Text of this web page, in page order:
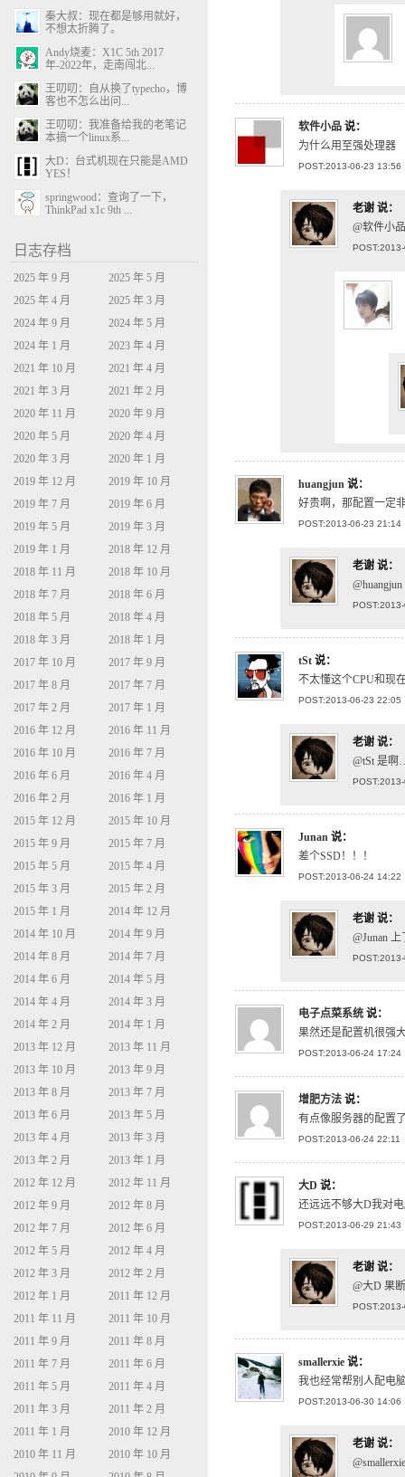
软件小品 说：
为什么用至强处理器
POST:2013-06-23 13:56
老谢 说：
@软件小
huangjun 说：
好贵啊，那配置一定
POST:2013-06-23 21:14
老谢 说：
tSt 说：
不太懂这个CPU和现
POST:2013-06-23 22:05
老谢 说：
@tSt 是
Junan 说：
差个SSD！！！
POST:2013-06-24 14:22
老谢 说：
@Junan
电子点菜系统 说：
果然还是配置机很强
POST:2013-06-24 17:24
增肥方法 说：
有点像服务器的配置
POST:2013-06-24 22:11
大D 说：
还远远不够大D我对
POST:2013-06-29 21:43
老谢 说：
@大D 果
smallerxie 说：
我也经常帮别人配电
POST:2013-06-30 14:06
老谢 说：
秦大叔：现在都是够用就好，
不想太折腾了。
Andy烧麦：X1C 5th 2017
年-2022年，走南闯北...
王叨叨：自从换了typecho，博
客也不怎么出问...
王叨叨：我准备给我的老笔记
本搞一个linux系...
大D：台式机现在只能是AMD
YES！
springwood：查询了一下，
ThinkPad x1c 9th ...
日志存档
2025 年 9 月
2025 年 5 月
2025 年 4 月
2025 年 3 月
2024 年 9 月
2024 年 5 月
2024 年 1 月
2023 年 4 月
2021 年 10 月
2021 年 4 月
2021 年 3 月
2021 年 2 月
2020 年 11 月
2020 年 9 月
2020 年 5 月
2020 年 4 月
2020 年 3 月
2020 年 1 月
2019 年 12 月
2019 年 10 月
2019 年 7 月
2019 年 6 月
2019 年 5 月
2019 年 3 月
2019 年 1 月
2018 年 12 月
2018 年 11 月
2018 年 10 月
2018 年 7 月
2018 年 6 月
2018 年 5 月
2018 年 4 月
2018 年 3 月
2018 年 1 月
2017 年 10 月
2017 年 9 月
2017 年 8 月
2017 年 7 月
2017 年 2 月
2017 年 1 月
2016 年 12 月
2016 年 11 月
2016 年 10 月
2016 年 7 月
2016 年 6 月
2016 年 4 月
2016 年 2 月
2016 年 1 月
2015 年 12 月
2015 年 10 月
2015 年 9 月
2015 年 7 月
2015 年 5 月
2015 年 4 月
2015 年 3 月
2015 年 2 月
2015 年 1 月
2014 年 12 月
2014 年 10 月
2014 年 9 月
2014 年 8 月
2014 年 7 月
2014 年 6 月
2014 年 5 月
2014 年 4 月
2014 年 3 月
2014 年 2 月
2014 年 1 月
2013 年 12 月
2013 年 11 月
2013 年 10 月
2013 年 9 月
2013 年 8 月
2013 年 7 月
2013 年 6 月
2013 年 5 月
2013 年 4 月
2013 年 3 月
2013 年 2 月
2013 年 1 月
2012 年 12 月
2012 年 11 月
2012 年 9 月
2012 年 8 月
2012 年 7 月
2012 年 6 月
2012 年 5 月
2012 年 4 月
2012 年 3 月
2012 年 2 月
2012 年 1 月
2011 年 12 月
2011 年 11 月
2011 年 10 月
2011 年 9 月
2011 年 8 月
2011 年 7 月
2011 年 6 月
2011 年 5 月
2011 年 4 月
2011 年 3 月
2011 年 2 月
2011 年 1 月
2010 年 12 月
2010 年 11 月
2010 年 10 月